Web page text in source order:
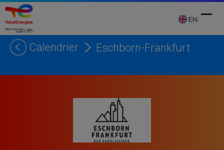
Skip
content
EN
Calendrier Eschborn-Frankfurt